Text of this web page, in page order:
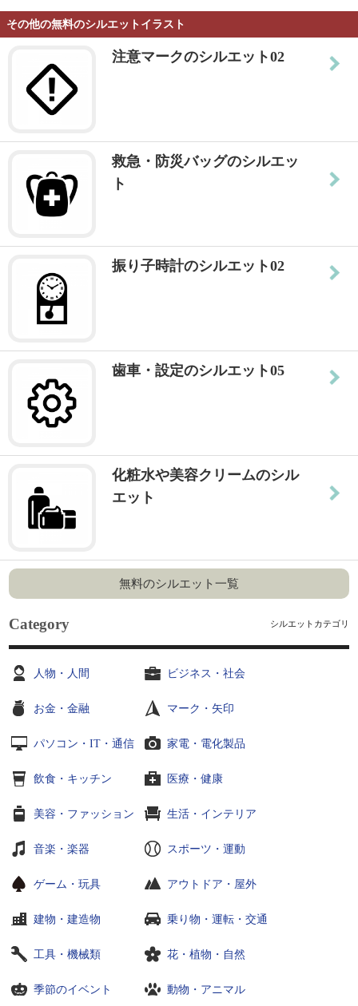
その他の無料のシルエットイラスト
注意マークのシルエット02
救急・防災バッグのシルエッ
ト
振り子時計のシルエット02
歯車・設定のシルエット05
化粧水や美容クリームのシル
エット
無料のシルエット一覧
Category シルエットカテゴリ
人物・人間 ビジネス・社会
お金・金融 マーク・矢印
パソコン・IT・通信 家電・電化製品
飲食・キッチン 医療・健康
美容・ファッション 生活・インテリア
音楽・楽器 スポーツ・運動
ゲーム・玩具 アウトドア・屋外
建物・建造物 乗り物・運転・交通
工具・機械類 花・植物・自然
季節のイベント 動物・アニマル